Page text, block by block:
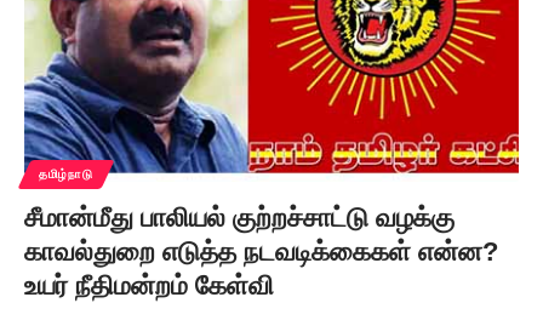
தமிழ்நாடு
சீமான்மீது பாலியல் குற்றச்சாட்டு வழக்கு
காவல்துறை எடுத்த நடவடிக்கைகள் என்ன?
உயர் நீதிமன்றம் கேள்வி